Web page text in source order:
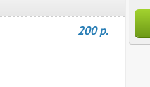
200 р.